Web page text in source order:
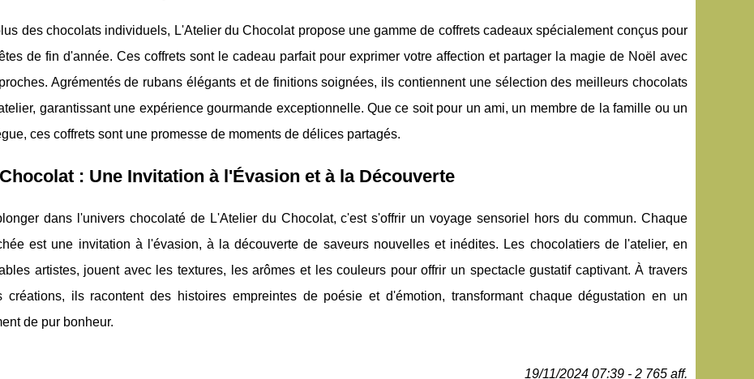
des chocolats individuels, L'Atelier du Chocolat propose une gamme de coffrets cadeaux spécialement conçus pour
de fin d'année. Ces coffrets sont le cadeau parfait pour exprimer votre affection et partager la magie de Noël avec
Agrémentés de rubans élégants et de finitions soignées, ils contiennent une sélection des meilleurs chocolats
garantissant une expérience gourmande exceptionnelle. Que ce soit pour un ami, un membre de la famille ou un
ces coffrets sont une promesse de moments de délices partagés.
: Une Invitation à l'Évasion et à la Découverte
dans l'univers chocolaté de L'Atelier du Chocolat, c'est s'offrir un voyage sensoriel hors du commun. Chaque
est une invitation à l'évasion, à la découverte de saveurs nouvelles et inédites. Les chocolatiers de l'atelier, en
artistes, jouent avec les textures, les arômes et les couleurs pour offrir un spectacle gustatif captivant. À travers
créations, ils racontent des histoires empreintes de poésie et d'émotion, transformant chaque dégustation en un
de pur bonheur.
19/11/2024 07:39 - 2 765 aff.